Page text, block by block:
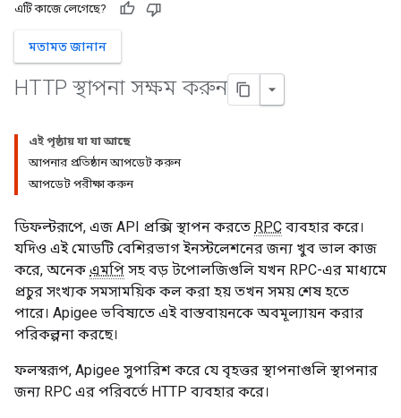
এটি কাজে লেগেছে?
মতামত জানান
HTTP স্থাপনা সক্ষম করুন
এই পৃষ্ঠায় যা যা আছে
আপনার প্রতিষ্ঠান আপডেট করুন
আপডেট পরীক্ষা করুন
ডিফল্টরূপে, এজ API প্রক্সি স্থাপন করতে RPC ব্যবহার করে।
যদিও এই মোডটি বেশিরভাগ ইনস্টলেশনের জন্য খুব ভাল কাজ
করে, অনেক এমপি সহ বড় টপোলজিগুলি যখন RPC-এর মাধ্যমে
প্রচুর সংখ্যক সমসাময়িক কল করা হয় তখন সময় শেষ হতে
পারে। Apigee ভবিষ্যতে এই বাস্তবায়নকে অবমূল্যায়ন করার
পরিকল্পনা করছে।
ফলস্বরূপ, Apigee সুপারিশ করে যে বৃহত্তর স্থাপনাগুলি স্থাপনার
জন্য RPC এর পরিবর্তে HTTP ব্যবহার করে।